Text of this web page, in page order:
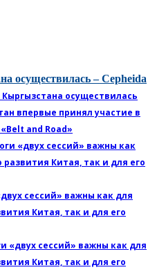
осуществилась – Cepheida
осуществилась
впервые принял участие в
and Road»
«двух сессий» важны как
Китая, так и для его
сессий» важны как для
Китая, так и для его
«двух сессий» важны как для
Китая, так и для его